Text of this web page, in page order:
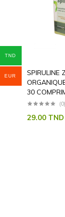
SPIRULINE
30
(0)
29.00 TND
TND
EUR